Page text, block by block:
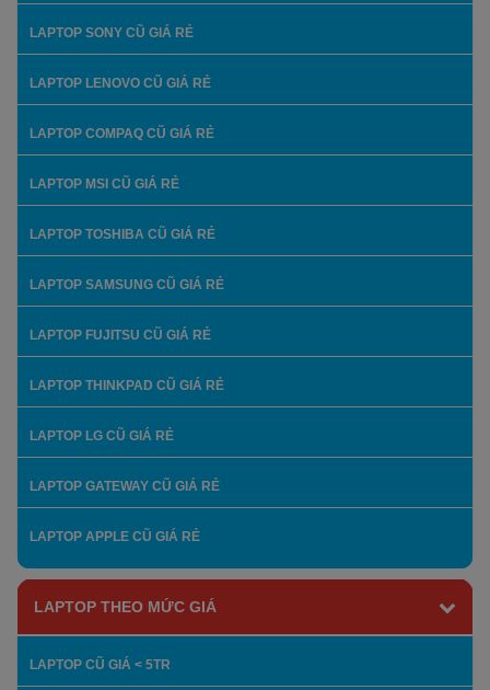
LAPTOP SONY CŨ GIÁ RẺ
LAPTOP LENOVO CŨ GIÁ RẺ
LAPTOP COMPAQ CŨ GIÁ RẺ
LAPTOP MSI CŨ GIÁ RẺ
LAPTOP TOSHIBA CŨ GIÁ RẺ
LAPTOP SAMSUNG CŨ GIÁ RẺ
LAPTOP FUJITSU CŨ GIÁ RẺ
LAPTOP THINKPAD CŨ GIÁ RẺ
LAPTOP LG CŨ GIÁ RẺ
LAPTOP GATEWAY CŨ GIÁ RẺ
LAPTOP APPLE CŨ GIÁ RẺ
LAPTOP THEO MỨC GIÁ
LAPTOP CŨ GIÁ < 5TR